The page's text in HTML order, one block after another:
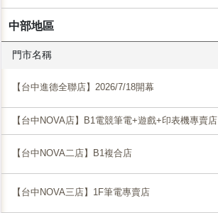
中部地區
門市名稱
【台中進德全聯店】2026/7/18開幕
【台中NOVA店】B1電競筆電+遊戲+印表機專賣店
【台中NOVA二店】B1複合店
【台中NOVA三店】1F筆電專賣店